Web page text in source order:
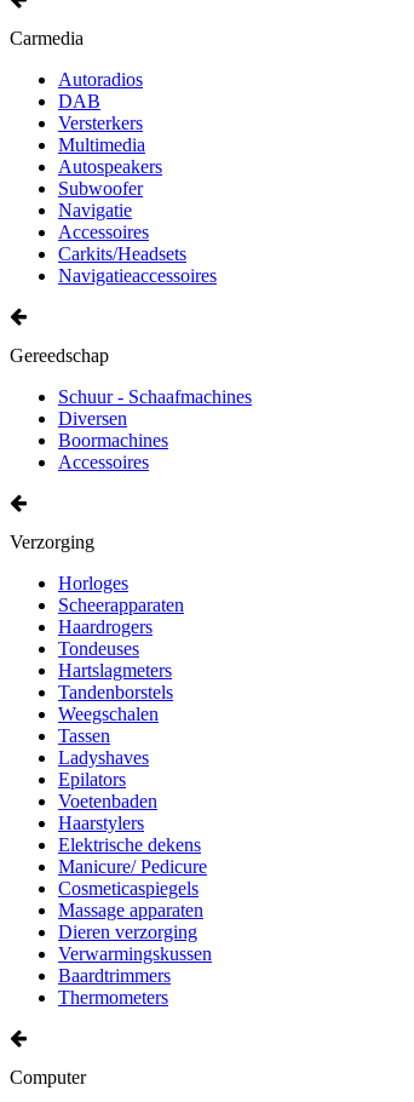
Carmedia
Autoradios
DAB
Versterkers
Multimedia
Autospeakers
Subwoofer
Navigatie
Accessoires
Carkits/Headsets
Navigatieaccessoires
Gereedschap
Schuur - Schaafmachines
Diversen
Boormachines
Accessoires
Verzorging
Horloges
Scheerapparaten
Haardrogers
Tondeuses
Hartslagmeters
Tandenborstels
Weegschalen
Tassen
Ladyshaves
Epilators
Voetenbaden
Haarstylers
Elektrische dekens
Manicure/ Pedicure
Cosmeticaspiegels
Massage apparaten
Dieren verzorging
Verwarmingskussen
Baardtrimmers
Thermometers
Computer